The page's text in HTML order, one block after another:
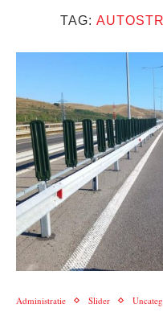
TAG:
Administratie Slider